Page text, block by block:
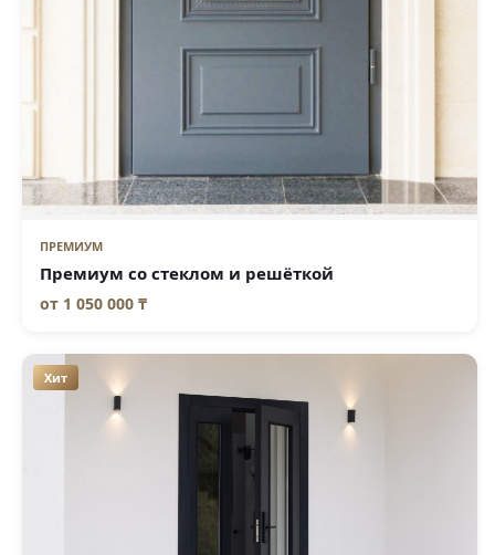
ПРЕМИУМ
Премиум со стеклом и решёткой
от 1 050 000 ₸
Хит